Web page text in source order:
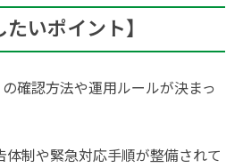
たいポイント】
確認方法や運用ルールが決まっ
制や緊急対応手順が整備されて